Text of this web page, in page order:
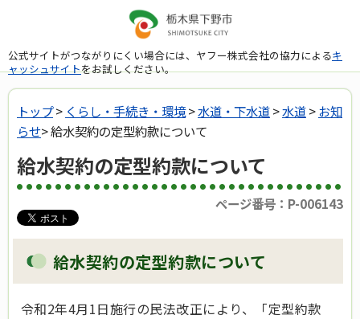
公式サイトがつながりにくい場合には、ヤフー株式会社の協力によるキ
ャッシュサイトをお試しください。
トップ> くらし・手続き・環境>水道・下水道>水道>お知
らせ> 給水契約の定型約款について
給水契約の定型約款について
ページ番号：P-006143
給水契約の定型約款について
令和2年4月1日施行の民法改正により、「定型約款